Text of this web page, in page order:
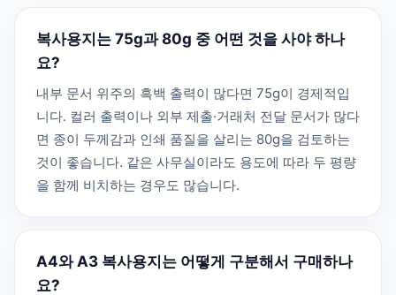
복사용지는 75g과 80g 중 어떤 것을 사야 하나
요?
내부 문서 위주의 흑백 출력이 많다면 75g이 경제적입
니다. 컬러 출력이나 외부 제출·거래처 전달 문서가 많다
면 종이 두께감과 인쇄 품질을 살리는 80g을 검토하는
것이 좋습니다. 같은 사무실이라도 용도에 따라 두 평량
을 함께 비치하는 경우도 많습니다.
A4와 A3 복사용지는 어떻게 구분해서 구매하나
요?